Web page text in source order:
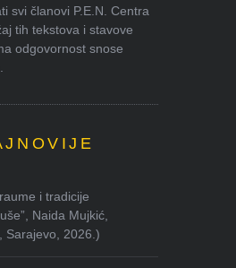
svi članovi P.E.N. Centra
tih tekstova i stavove
odgovornost snose
i tradicije
Naida Mujkić,
Sarajevo, 2026.)